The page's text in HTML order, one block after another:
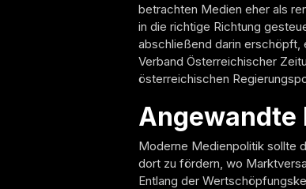
betrachten Medien eher als
in die richtige Richtung
abschließend darin erschöpft,
Verband Österreichischer
österreichischen
Moderne Medienpolitik sollte
dort zu fördern, wo
Entlang der